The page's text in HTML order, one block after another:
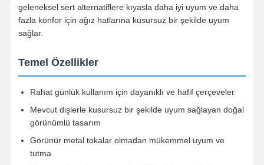
geleneksel sert alternatiflere kıyasla daha iyi uyum ve daha
fazla konfor için ağız hatlarına kusursuz bir şekilde uyum
sağlar.
Temel Özellikler
Rahat günlük kullanım için dayanıklı ve hafif çerçeveler
Mevcut dişlerle kusursuz bir şekilde uyum sağlayan doğal
görünümlü tasarım
Görünür metal tokalar olmadan mükemmel uyum ve
tutma